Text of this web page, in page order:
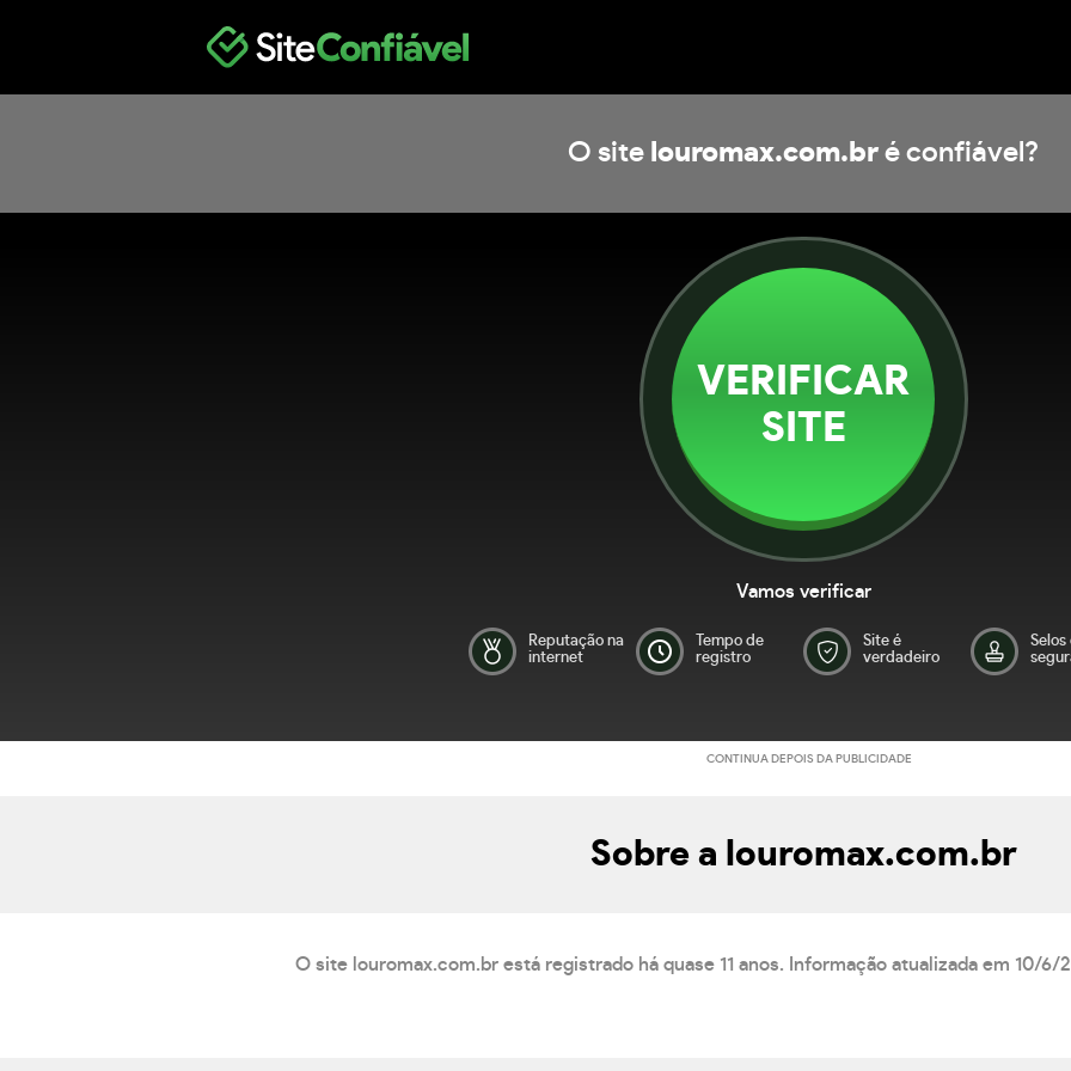
O site louromax.com.br é confiável?
VERIFICAR
SITE
Vamos verificar
Reputação na
internet
Tempo de
registro
Site é
verdadeiro
Selos
CONTINUA DEPOIS DA PUBLICIDADE
Sobre a louromax.com.br
O site louromax.com.br está registrado há quase 11 anos. Informação atualizada em 10/6/